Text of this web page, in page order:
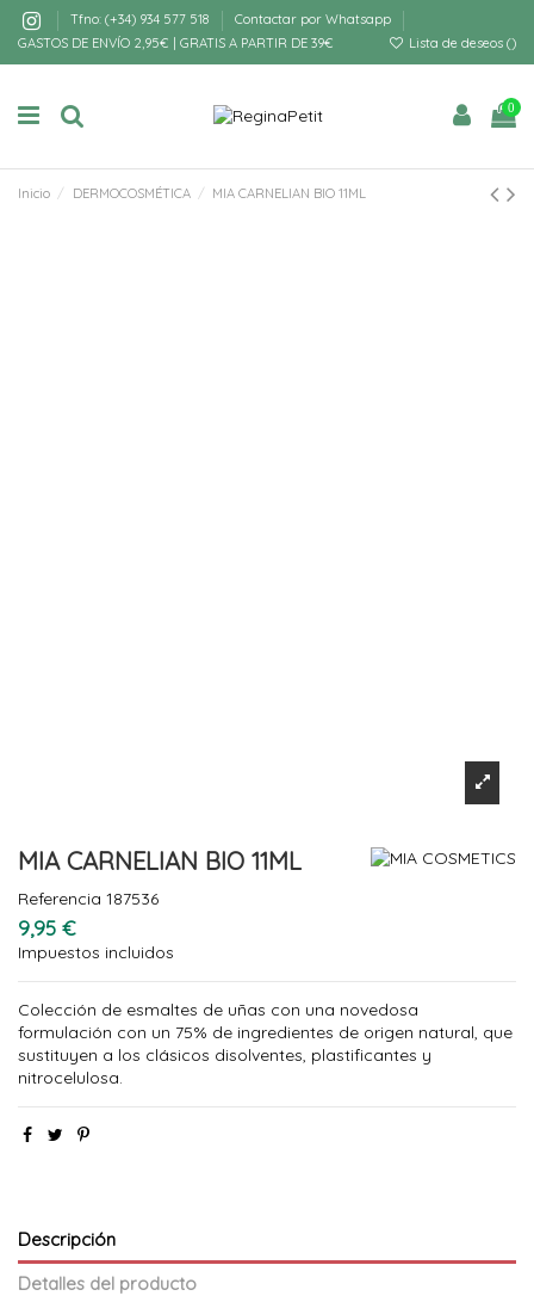
Tfno: (+34) 934 577 518
Contactar por Whatsapp
GASTOS DE ENVÍO 2,95€ | GRATIS A PARTIR DE 39€
Lista de deseos ()
0
Inicio DERMOCOSMÉTICA MIA CARNELIAN BIO 11ML
MIA CARNELIAN BIO 11ML
Referencia 187536
9,95 €
Impuestos incluidos
Colección de esmaltes de uñas con una novedosa
formulación con un 75% de ingredientes de origen natural, que
sustituyen a los clásicos disolventes, plastificantes y
nitrocelulosa.
Descripción
Detalles del producto